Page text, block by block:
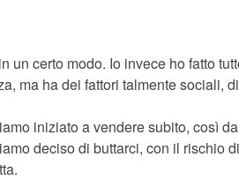
certo modo. Io invece ho fatto
ma ha dei fattori talmente sociali,
iniziato a vendere subito, così da
deciso di buttarci, con il rischio